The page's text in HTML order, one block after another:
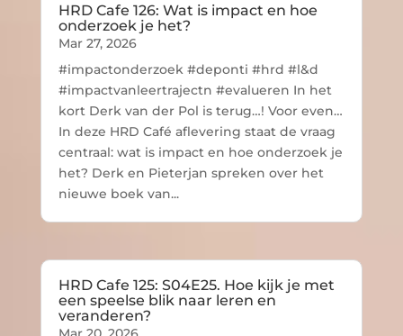
HRD Cafe 126: Wat is impact en hoe
onderzoek je het?
Mar 27, 2026
#impactonderzoek #deponti #hrd #l&d
#impactvanleertrajectn #evalueren In het
kort Derk van der Pol is terug…! Voor even…
In deze HRD Café aflevering staat de vraag
centraal: wat is impact en hoe onderzoek je
het? Derk en Pieterjan spreken over het
nieuwe boek van...
HRD Cafe 125: S04E25. Hoe kijk je met
een speelse blik naar leren en
veranderen?